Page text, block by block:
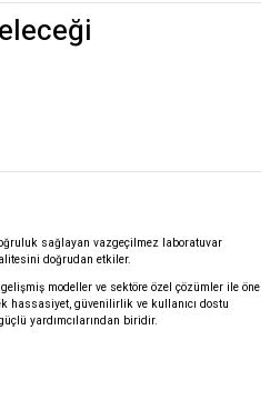
sağlayan vazgeçilmez laboratuvar
doğrudan etkiler.
modeller ve sektöre özel çözümler ile öne
hassasiyet, güvenilirlik ve kullanıcı dostu
yardımcılarından biridir.